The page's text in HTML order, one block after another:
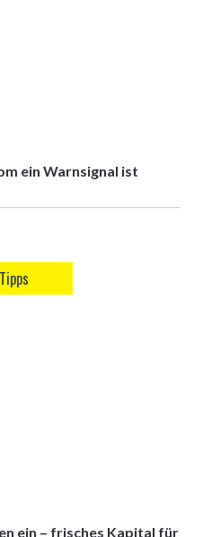
ein Warnsignal ist
ein – frisches Kapital für